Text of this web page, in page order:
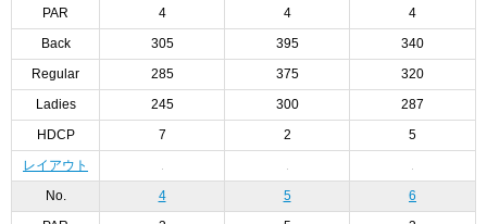
PAR 4 4 4
Back 305 395 340
Regular 285 375 320
Ladies 245 300 287
HDCP 7 2 5
レイアウト
No. 4 5 6